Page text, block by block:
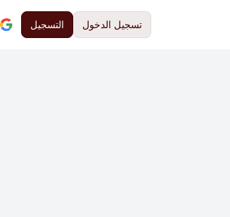
تسجيل الدخول التسجيل